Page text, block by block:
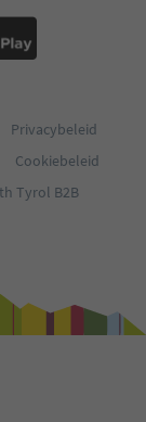
Privacybeleid
Cookiebeleid
Tyrol B2B